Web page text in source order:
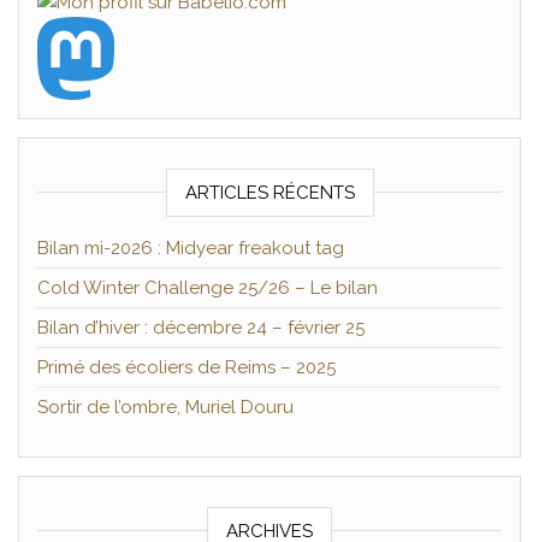
ARTICLES RÉCENTS
Bilan mi-2026 : Midyear freakout tag
Cold Winter Challenge 25/26 – Le bilan
Bilan d’hiver : décembre 24 – février 25
Primé des écoliers de Reims – 2025
Sortir de l’ombre, Muriel Douru
ARCHIVES